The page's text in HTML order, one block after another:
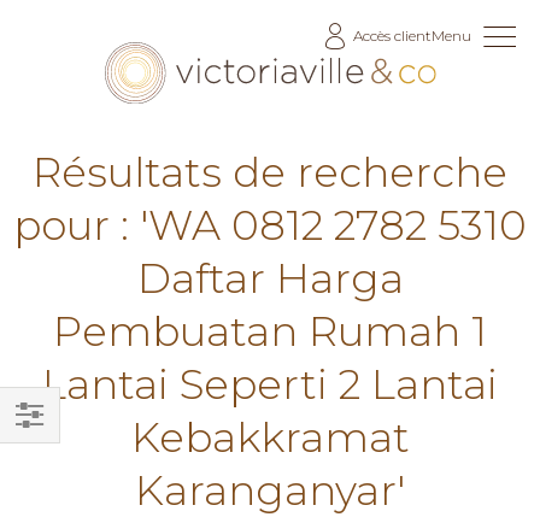
Accès clientMenu
Résultats de recherche
pour : 'WA 0812 2782 5310
Daftar Harga
Pembuatan Rumah 1
Lantai Seperti 2 Lantai
Kebakkramat
Karanganyar'
Filtrer